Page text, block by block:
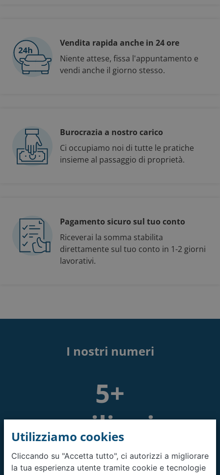
Vendita rapida anche in 24 ore
Niente attese, fissa l'appuntamento e
vendi anche il giorno stesso.
Burocrazia a nostro carico
Ci occupiamo noi di tutte le pratiche
insieme al passaggio di proprietà.
Pagamento sicuro sul tuo conto
Riceverai la somma stabilita
direttamente sul tuo conto in 1-2 giorni
lavorativi.
I nostri numeri
5+
milioni
di clienti soddisfatti
Utilizziamo cookies
Cliccando su "Accetta tutto", ci autorizzi a migliorare
la tua esperienza utente tramite cookie e tecnologie